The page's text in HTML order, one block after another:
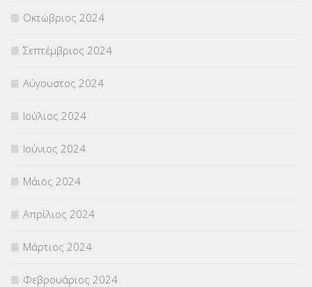
Οκτώβριος 2024
Σεπτέμβριος 2024
Αύγουστος 2024
Ιούλιος 2024
Ιούνιος 2024
Μάιος 2024
Απρίλιος 2024
Μάρτιος 2024
Φεβρουάριος 2024